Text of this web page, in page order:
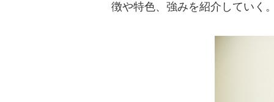
徴や特色、強みを紹介していく